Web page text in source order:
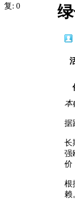
复: 0
本
据
长
强
价
根
赖